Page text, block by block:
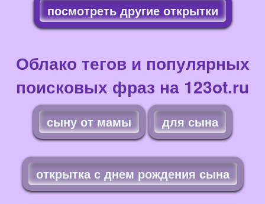
посмотреть другие открытки
Облако тегов и популярных
поисковых фраз на 123ot.ru
сыну от мамы для сына
открытка с днем рождения сына